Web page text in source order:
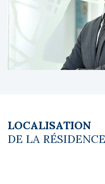
Le coin du LMNP -
basé à NEUILLY
Plus d'informations
25195 Bien soumis
Copropriété.
copropriété
LOCALISATION
DE LA RÉSIDENCE